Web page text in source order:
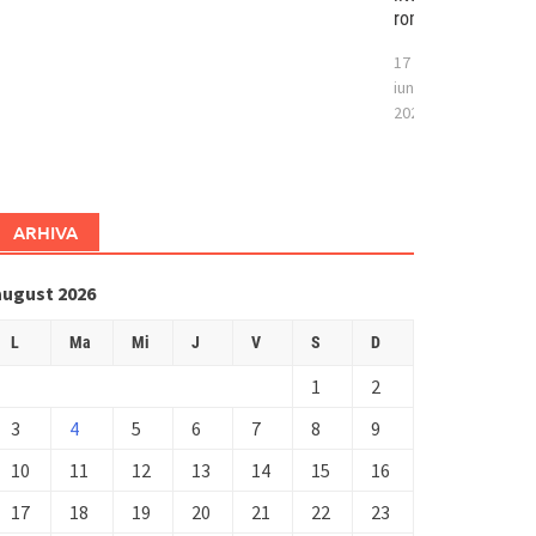
românesc
17
iunie
2026
ARHIVA
2026
L Ma Mi J V S D
1
2
3
4 5 6 7 8
9
10
11 12 13 14 15
16
17
18 19 20 21 22 23